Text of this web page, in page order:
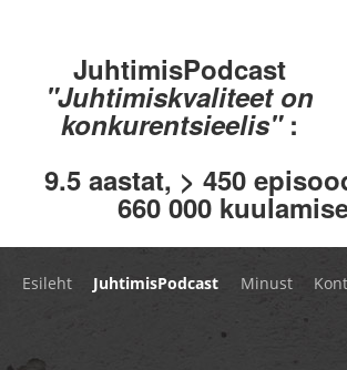
JuhtimisPodcast
"Juhtimiskvaliteet on
konkurentsieelis" :
9.5 aastat, > 450
660 000
Esileht JuhtimisPodcast Minust